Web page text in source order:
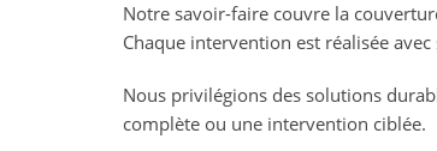
Notre savoir-faire couvre la
Chaque intervention est réalisée
Nous privilégions des solutions
complète ou une intervention ciblée.